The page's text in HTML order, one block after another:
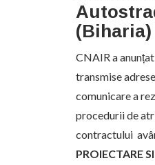
(Biharia)
CNAIR a
transmise
comunicare a
procedurii de
contractului
PROIECTARE